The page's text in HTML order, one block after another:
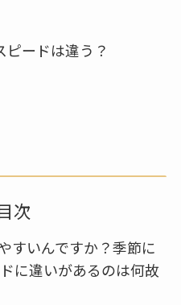
ードは違う？
次
すいんですか？季節に
に違いがあるのは何故